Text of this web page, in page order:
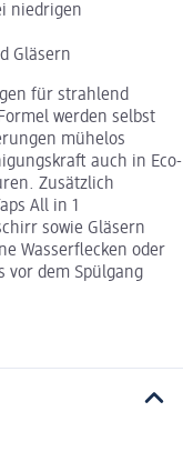
niedrigen
Gläsern
für strahlend
werden selbst
mühelos
auch in Eco-
Zusätzlich
All in 1
sowie Gläsern
Wasserflecken oder
vor dem Spülgang